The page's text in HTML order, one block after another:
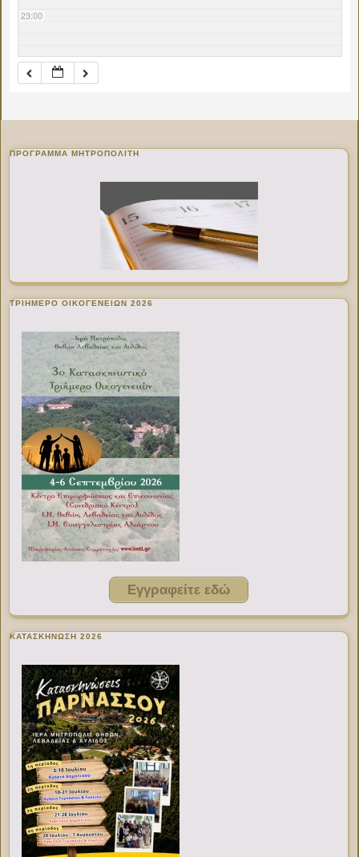
23:00
ΠΡΌΓΡΑΜΜΑ ΜΗΤΡΟΠΟΛΊΤΗ
ΤΡΙΗΜΕΡΟ ΟΙΚΟΓΕΝΕΙΩΝ 2026
Εγγραφείτε εδώ
ΚΑΤΑΣΚΗΝΩΣΗ 2026